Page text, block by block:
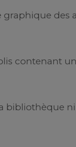
graphique
contenant
bibliothèque